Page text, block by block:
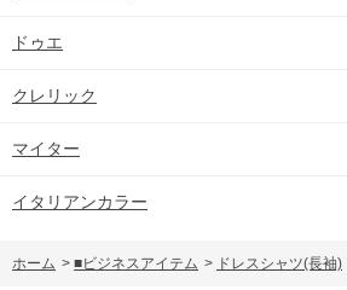
ドゥエ
クレリック
マイター
イタリアンカラー
ホーム > ■ビジネスアイテム > ドレスシャツ(長袖)